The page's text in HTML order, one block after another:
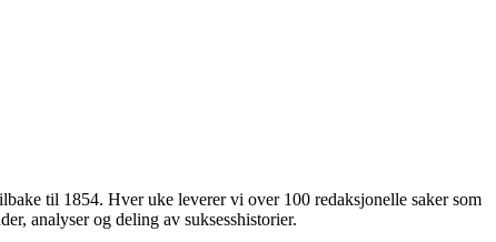
til 1854. Hver uke leverer vi over 100 redaksjonelle saker som
analyser og deling av suksesshistorier.